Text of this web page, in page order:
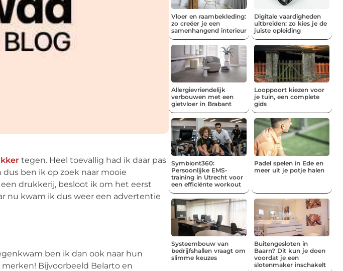
tegen. Heel toevallig had ik daar pas
ben ik op zoek naar mooie
drukkerij, besloot ik om het eerst
nu kwam ik dus weer een advertentie
ben ik dan ook naar hun
Bijvoorbeeld Belarto en
Vloer en raambekleding:
zo creëer je een
samenhangend interieur
Digitale vaardigheden
uitbreiden: zo kies je de
juiste opleiding
Allergievriendelijk
verbouwen met een
gietvloer in Brabant
Looppoort kiezen voor
je tuin, een complete
gids
Symbiont360:
Persoonlijke EMS-
training in Utrecht voor
een efficiënte workout
Padel spelen in Ede en
meer uit je potje halen
Systeembouw van
bedrijfshallen vraagt om
slimme keuzes
Buitengesloten in
Baarn? Dit kun je doen
voordat je een
slotenmaker inschakelt